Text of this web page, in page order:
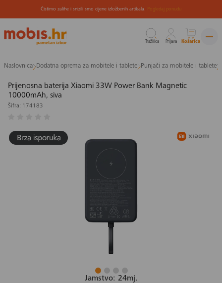
na
Čistimo zalihe i snizili smo cijene izložbenih artikala. Pogledaj ponudu
Tražilica Prijava Košarica
Naslovnica Dodatna oprema za mobitele i tablete Punjači za mobitele i tablete
Prijenosna baterija Xiaomi 33W Power Bank Magnetic
10000mAh, siva
Šifra: 174183
Jamstvo: 24mj.